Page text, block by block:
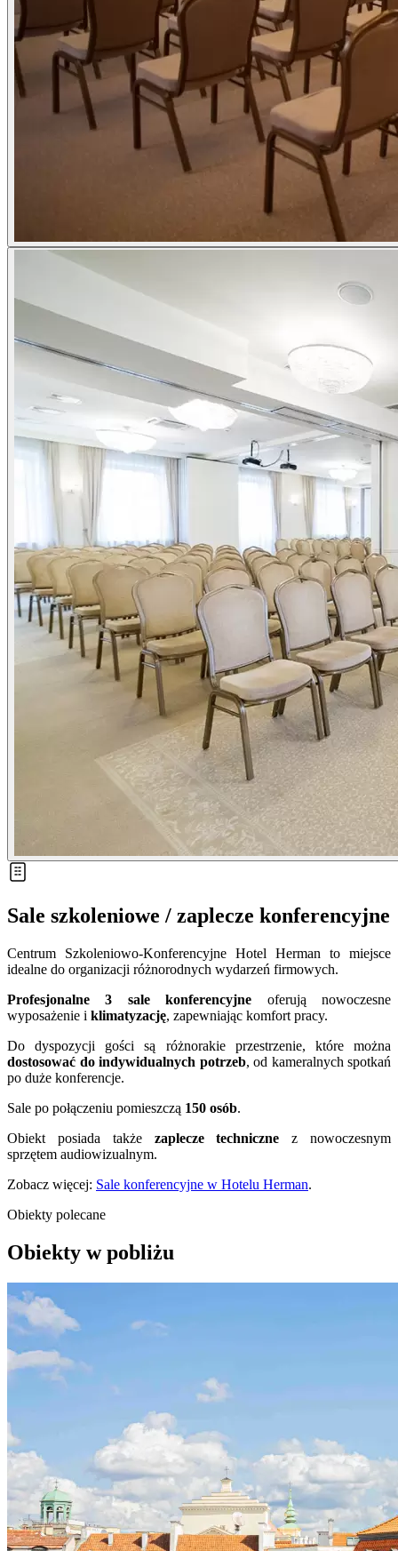
Sale szkoleniowe / zaplecze konferencyjne
Centrum Szkoleniowo-Konferencyjne Hotel Herman to miejsce
idealne do organizacji różnorodnych wydarzeń firmowych.
Profesjonalne 3 sale konferencyjne oferują nowoczesne
wyposażenie i klimatyzację, zapewniając komfort pracy.
Do dyspozycji gości są różnorakie przestrzenie, które można
dostosować do indywidualnych potrzeb, od kameralnych spotkań
po duże konferencje.
Sale po połączeniu pomieszczą 150 osób.
Obiekt posiada także zaplecze techniczne z nowoczesnym
sprzętem audiowizualnym.
Zobacz więcej: Sale konferencyjne w Hotelu Herman.
Obiekty polecane
Obiekty w pobliżu